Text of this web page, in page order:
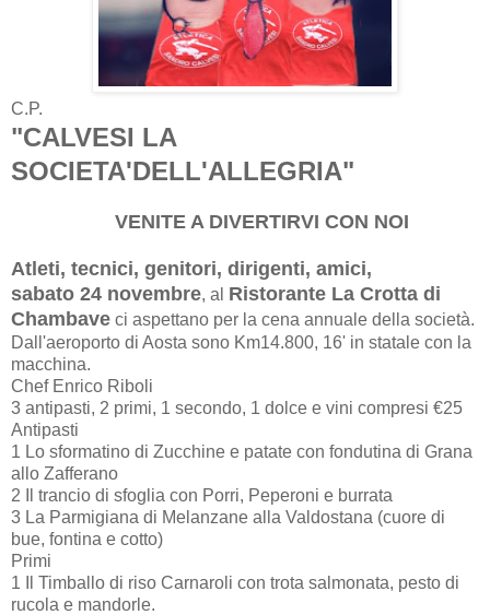
C.P.
"CALVESI LA
SOCIETA'DELL'ALLEGRIA"
VENITE A DIVERTIRVI CON NOI
Atleti, tecnici, genitori, dirigenti, amici,
sabato 24 novembre, al Ristorante La Crotta di
Chambave ci aspettano per la cena annuale della società.
Dall'aeroporto di Aosta sono Km14.800, 16' in statale con la
macchina.
Chef Enrico Riboli
3 antipasti, 2 primi, 1 secondo, 1 dolce e vini compresi €25
Antipasti
1 Lo sformatino di Zucchine e patate con fondutina di Grana
allo Zafferano
2 Il trancio di sfoglia con Porri, Peperoni e burrata
3 La Parmigiana di Melanzane alla Valdostana (cuore di
bue, fontina e cotto)
Primi
1 Il Timballo di riso Carnaroli con trota salmonata, pesto di
rucola e mandorle.